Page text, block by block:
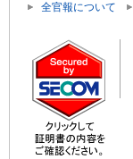
全官報について